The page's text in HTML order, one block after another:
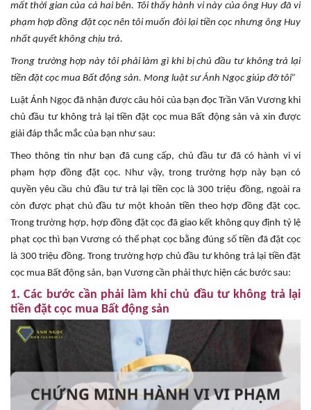
mất thời gian của cả hai bên. Tôi thấy hành vi này của ông Huy đã vi
phạm hợp đồng đặt cọc nên tôi muốn đòi lại tiền cọc nhưng ông Huy
nhất quyết không chịu trả.
Trong trường hợp này tôi phải làm gì khi bị chủ đầu tư không trả lại
tiền đặt cọc mua Bất động sản. Mong luật sư Ánh Ngọc giúp đỡ tôi”
Luật Ánh Ngọc đã nhận được câu hỏi của bạn đọc Trần Văn Vương khi
chủ đầu tư không trả lại tiền đặt cọc mua Bất động sản và xin được
giải đáp thắc mắc của bạn như sau:
Theo thông tin như bạn đã cung cấp, chủ đầu tư đã có hành vi vi
phạm hợp đồng đặt cọc. Như vậy, trong trường hợp này bạn có
quyền yêu cầu chủ đầu tư trả lại tiền cọc là 300 triệu đồng, ngoài ra
còn được phạt chủ đầu tư một khoản tiền theo hợp đồng đặt cọc.
Trong trường hợp, hợp đồng đặt cọc đã giao kết không quy định tỷ lệ
phạt cọc thì bạn Vương có thể phạt cọc bằng đúng số tiền đã đặt cọc
là 300 triệu đồng. Trong trường hợp chủ đầu tư không trả lại tiền đặt
cọc mua Bất động sản, bạn Vương cần phải thực hiện các bước sau:
1. Các bước cần phải làm khi chủ đầu tư không trả lại
tiền đặt cọc mua Bất động sản